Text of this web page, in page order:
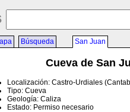
Búsqueda San Juan
Cueva de San
Localización: Castro-Urdiales
Tipo: Cueva
Geología: Caliza
Estado: Permiso necesario